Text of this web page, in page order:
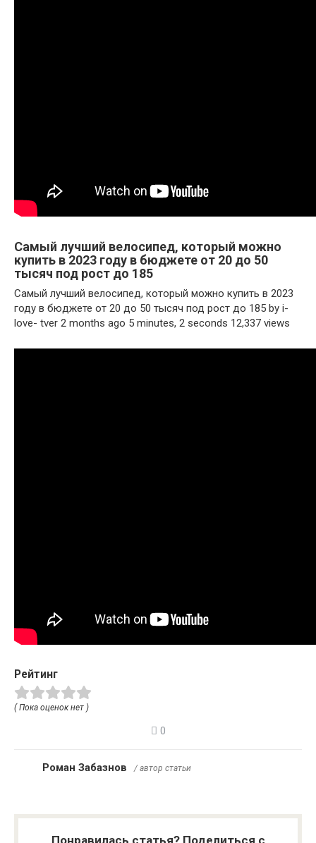
Самый лучший велосипед, который можно
купить в 2023 году в бюджете от 20 до 50
тысяч под рост до 185
Самый лучший велосипед, который можно купить в 2023
году в бюджете от 20 до 50 тысяч под рост до 185 by i-
love- tver 2 months ago 5 minutes, 2 seconds 12,337 views
Рейтинг
( Пока оценок нет )
0
Роман Забазнов / автор статьи
Понравилась статья? Поделиться с